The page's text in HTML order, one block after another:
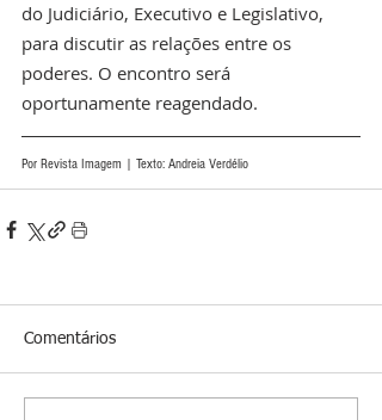
do Judiciário, Executivo e Legislativo,
para discutir as relações entre os
poderes. O encontro será
oportunamente reagendado.
Por Revista Imagem | Texto: Andreia Verdélio
Comentários